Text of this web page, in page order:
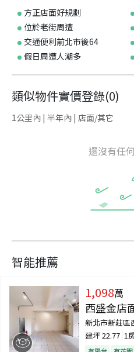
方正店面好規劃
位於老街周遭
交通便利前北市後64
假日周遭人潮多
類似物件實價登錄(0)
1公里內 | 半年內 | 店面/其它
還沒有任
智能推薦
1,098萬
西盛金店
新北市新莊區
建坪22.77 1